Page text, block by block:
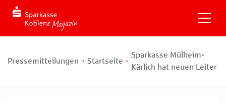
Pressemitteilungen Startseite
Sparkasse Mülheim-
Kärlich hat neuen Leiter